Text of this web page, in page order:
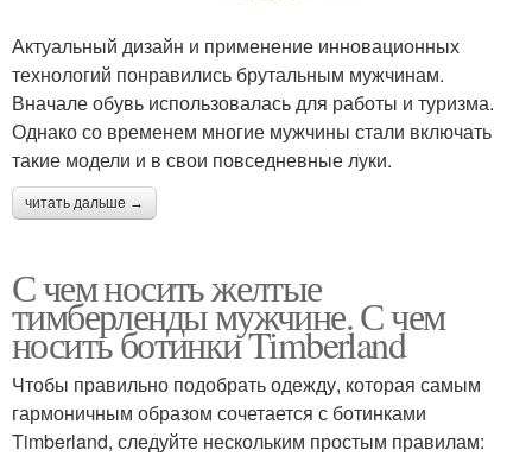
Актуальный дизайн и применение инновационных
технологий понравились брутальным мужчинам.
Вначале обувь использовалась для работы и туризма.
Однако со временем многие мужчины стали включать
такие модели и в свои повседневные луки.
читать дальше →
С чем носить желтые
тимберленды мужчине. С чем
носить ботинки Timberland
Чтобы правильно подобрать одежду, которая самым
гармоничным образом сочетается с ботинками
Timberland, следуйте нескольким простым правилам: